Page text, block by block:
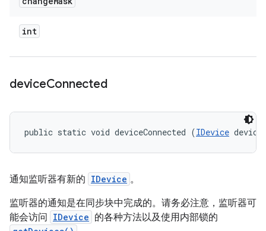
int
deviceConnected
public static void deviceConnected (IDevice
通知监听器有新的 IDevice 。
监听器的通知是在同步块中完成的。请务必注意，监听器可
能会访问
IDevice 的各种方法以及使用内部锁的